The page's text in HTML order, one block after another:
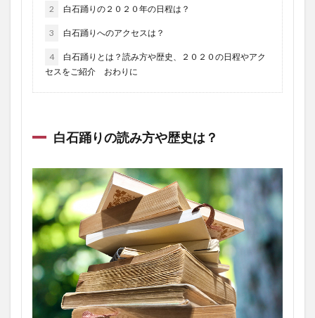
2 白石踊りの２０２０年の日程は？
3 白石踊りへのアクセスは？
4
白石踊りとは？読み方や歴史、２０２０の日程やアク
セスをご紹介 おわりに
白石踊りの読み方や歴史は？